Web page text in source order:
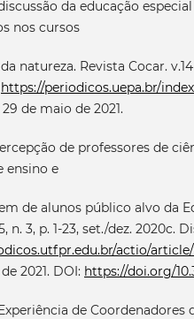
discussão da educação
nos cursos
natureza. Revista Cocar.
https://periodicos.uepa.br/
de maio de 2021.
percepção de professores de
ensino e
de alunos público alvo da
n. 3, p. 1-23, set./dez. 2020c.
actio/article/
2021. DOI: https://doi.org/
Experiência de